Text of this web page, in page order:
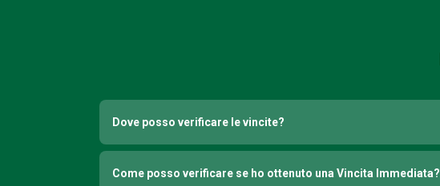
Dove posso verificare le vincite?
Come posso verificare se ho ottenuto una Vincita Immediata?